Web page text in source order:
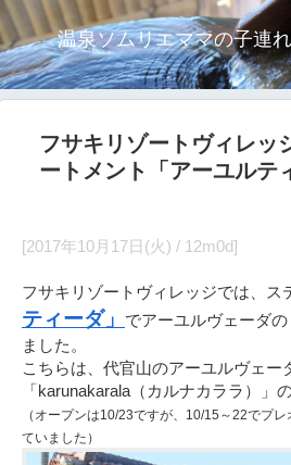
温泉ソムリエママの子連
フサキリゾートヴィレッ
ートメント「アーユルテ
[2017年10月17日(火) / 12m0d]
フサキリゾートヴィレッジでは、ス
ティーダ」
でアーユルヴェーダ
ました。
こちらは、代官山のアーユルヴェー
「karunakarala（カルナカララ）」
（オープンは10/23ですが、10/15～22でプ
ていました）